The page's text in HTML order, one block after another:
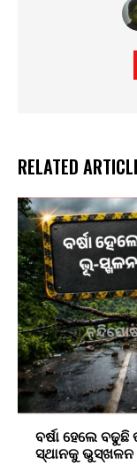
RELATED
ବର୍ଷା ହେଲେ
ସ୍ଥାନକୁ ଭୁସ୍ଖଳନ